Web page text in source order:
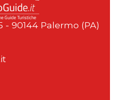
- 90144 Palermo (PA)